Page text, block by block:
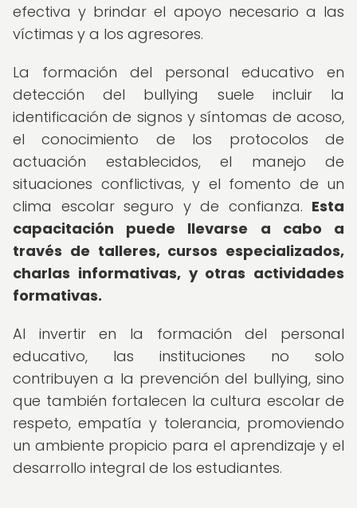
efectiva y brindar el apoyo necesario a las
víctimas y a los agresores.
La formación del personal educativo en
detección del bullying suele incluir la
identificación de signos y síntomas de acoso,
el conocimiento de los protocolos de
actuación establecidos, el manejo de
situaciones conflictivas, y el fomento de un
clima escolar seguro y de confianza. Esta
capacitación puede llevarse a cabo a
través de talleres, cursos especializados,
charlas informativas, y otras actividades
formativas.
Al invertir en la formación del personal
educativo, las instituciones no solo
contribuyen a la prevención del bullying, sino
que también fortalecen la cultura escolar de
respeto, empatía y tolerancia, promoviendo
un ambiente propicio para el aprendizaje y el
desarrollo integral de los estudiantes.